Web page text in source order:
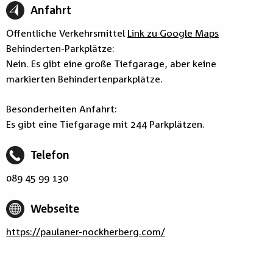
Anfahrt
Öffentliche Verkehrsmittel Link zu Google Maps
Behinderten-Parkplätze:
Nein. Es gibt eine große Tiefgarage, aber keine
markierten Behindertenparkplätze.
Besonderheiten Anfahrt:
Es gibt eine Tiefgarage mit 244 Parkplätzen.
Telefon
089 45 99 130
Webseite
https://paulaner-nockherberg.com/